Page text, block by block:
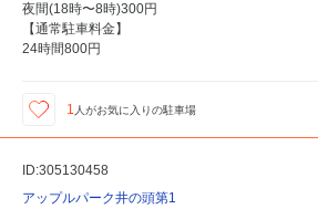
夜間(18時〜8時)300円
【通常駐車料金】
24時間800円
1 人がお気に入りの駐車場
ID:305130458
アップルパーク井の頭第1